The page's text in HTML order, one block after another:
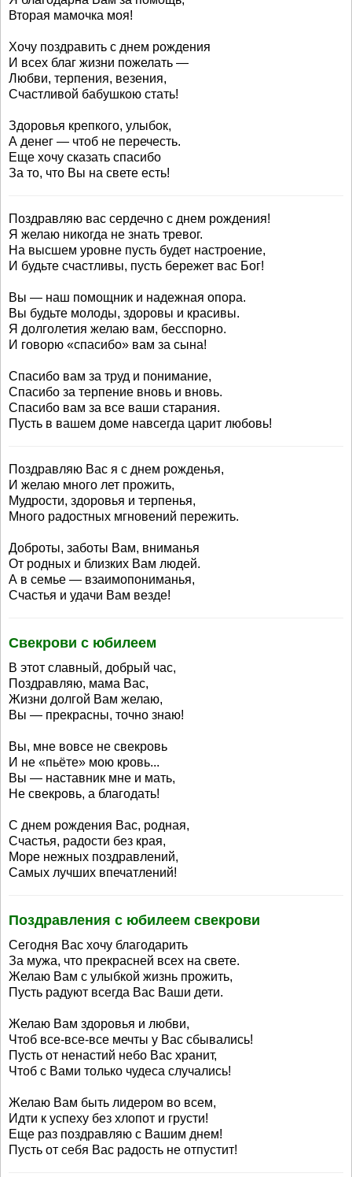
Вторая мамочка моя!
Хочу поздравить с днем рождения
И всех благ жизни пожелать —
Любви, терпения, везения,
Счастливой бабушкою стать!
Здоровья крепкого, улыбок,
А денег — чтоб не перечесть.
Еще хочу сказать спасибо
За то, что Вы на свете есть!
Поздравляю вас сердечно с днем рождения!
Я желаю никогда не знать тревог.
На высшем уровне пусть будет настроение,
И будьте счастливы, пусть бережет вас Бог!
Вы — наш помощник и надежная опора.
Вы будьте молоды, здоровы и красивы.
Я долголетия желаю вам, бесспорно.
И говорю «спасибо» вам за сына!
Спасибо вам за труд и понимание,
Спасибо за терпение вновь и вновь.
Спасибо вам за все ваши старания.
Пусть в вашем доме навсегда царит любовь!
Поздравляю Вас я с днем рожденья,
И желаю много лет прожить,
Мудрости, здоровья и терпенья,
Много радостных мгновений пережить.
Доброты, заботы Вам, вниманья
От родных и близких Вам людей.
А в семье — взаимопониманья,
Счастья и удачи Вам везде!
Свекрови с юбилеем
В этот славный, добрый час,
Поздравляю, мама Вас,
Жизни долгой Вам желаю,
Вы — прекрасны, точно знаю!
Вы, мне вовсе не свекровь
И не «пьёте» мою кровь...
Вы — наставник мне и мать,
Не свекровь, а благодать!
С днем рождения Вас, родная,
Счастья, радости без края,
Море нежных поздравлений,
Самых лучших впечатлений!
Поздравления с юбилеем свекрови
Сегодня Вас хочу благодарить
За мужа, что прекрасней всех на свете.
Желаю Вам с улыбкой жизнь прожить,
Пусть радуют всегда Вас Ваши дети.
Желаю Вам здоровья и любви,
Чтоб все-все-все мечты у Вас сбывались!
Пусть от ненастий небо Вас хранит,
Чтоб с Вами только чудеса случались!
Желаю Вам быть лидером во всем,
Идти к успеху без хлопот и грусти!
Еще раз поздравляю с Вашим днем!
Пусть от себя Вас радость не отпустит!